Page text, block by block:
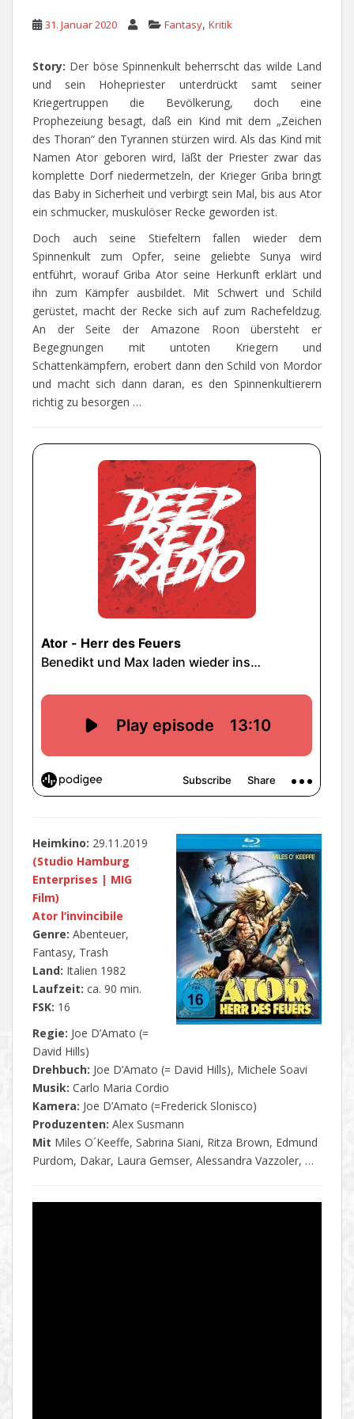
31. Januar 2020 Fantasy, Kritik
Story: Der böse Spinnenkult beherrscht das wilde Land
und sein Hohepriester unterdrückt samt seiner
Kriegertruppen die Bevölkerung, doch eine
Prophezeiung besagt, daß ein Kind mit dem „Zeichen
des Thoran“ den Tyrannen stürzen wird. Als das Kind mit
Namen Ator geboren wird, läßt der Priester zwar das
komplette Dorf niedermetzeln, der Krieger Griba bringt
das Baby in Sicherheit und verbirgt sein Mal, bis aus Ator
ein schmucker, muskulöser Recke geworden ist.
Doch auch seine Stiefeltern fallen wieder dem
Spinnenkult zum Opfer, seine geliebte Sunya wird
entführt, worauf Griba Ator seine Herkunft erklärt und
ihn zum Kämpfer ausbildet. Mit Schwert und Schild
gerüstet, macht der Recke sich auf zum Rachefeldzug.
An der Seite der Amazone Roon übersteht er
Begegnungen mit untoten Kriegern und
Schattenkämpfern, erobert dann den Schild von Mordor
und macht sich dann daran, es den Spinnenkultierern
richtig zu besorgen …
Heimkino: 29.11.2019
(Studio Hamburg
Enterprises | MIG
Film)
Ator l’invincibile
Genre: Abenteuer,
Fantasy, Trash
Land: Italien 1982
Laufzeit: ca. 90 min.
FSK: 16
Regie: Joe D’Amato (=
David Hills)
Drehbuch: Joe D’Amato (= David Hills), Michele Soavi
Musik: Carlo Maria Cordio
Kamera: Joe D’Amato (=Frederick Slonisco)
Produzenten: Alex Susmann
Mit Miles O´Keeffe, Sabrina Siani, Ritza Brown, Edmund
Purdom, Dakar, Laura Gemser, Alessandra Vazzoler, …